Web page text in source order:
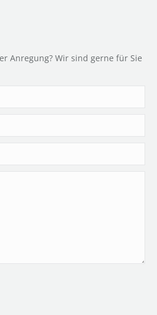
Anregung? Wir sind gerne für Sie